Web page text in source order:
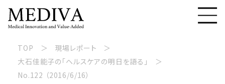
TOP
現場レポート
大石佳能子の「ヘルスケアの明日を語る」
No.122 （2016/6/16）